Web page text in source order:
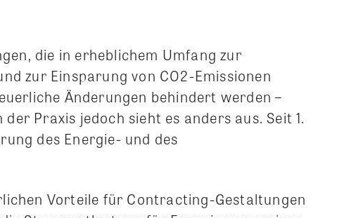
die in erheblichem Umfang zur
zur Einsparung von CO2-Emissionen
Änderungen behindert werden –
Praxis jedoch sieht es anders aus. Seit 1.
des Energie- und des
Vorteile für Contracting-Gestaltungen